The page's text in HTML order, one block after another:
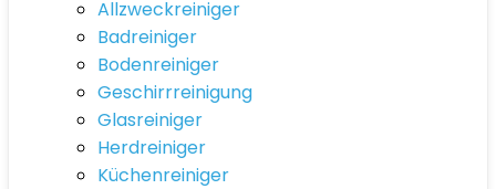
Allzweckreiniger
Badreiniger
Bodenreiniger
Geschirrreinigung
Glasreiniger
Herdreiniger
Küchenreiniger